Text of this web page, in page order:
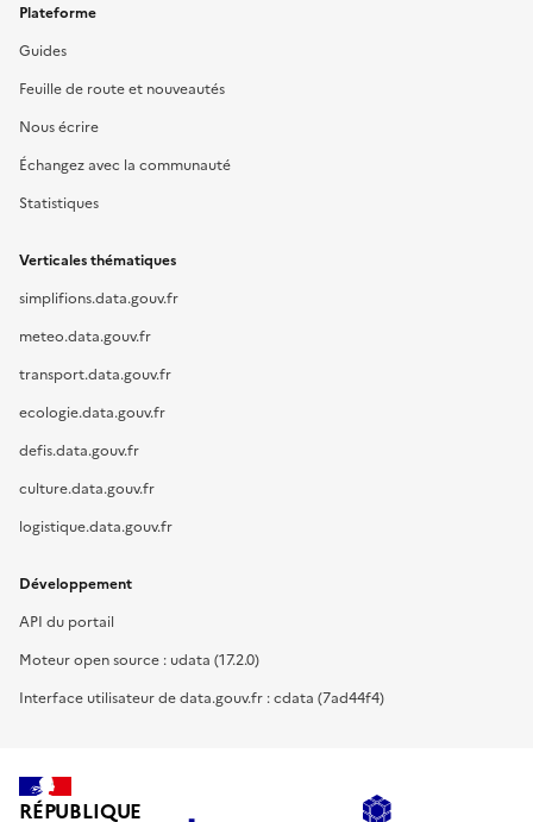
Plateforme
Guides
Feuille de route et nouveautés
Nous écrire
Échangez avec la communauté
Statistiques
Verticales thématiques
simplifions.data.gouv.fr
meteo.data.gouv.fr
transport.data.gouv.fr
ecologie.data.gouv.fr
defis.data.gouv.fr
culture.data.gouv.fr
logistique.data.gouv.fr
Développement
API du portail
Moteur open source : udata (17.2.0)
Interface utilisateur de data.gouv.fr : cdata (7ad44f4)
RÉPUBLIQUE